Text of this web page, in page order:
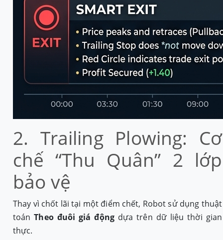
2. Trailing Plowing: Cơ
chế “Thu Quân” 2 lớp
bảo vệ
Thay vì chốt lãi tại một điểm chết, Robot sử dụng thuật
toánTheo đuôi giá độngdựa trên dữ liệu thời gian
thực.